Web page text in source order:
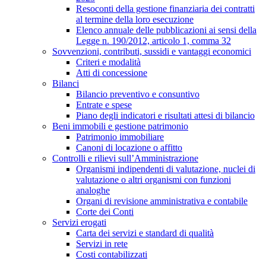
Resoconti della gestione finanziaria dei contratti
al termine della loro esecuzione
Elenco annuale delle pubblicazioni ai sensi della
Legge n. 190/2012, articolo 1, comma 32
Sovvenzioni, contributi, sussidi e vantaggi economici
Criteri e modalità
Atti di concessione
Bilanci
Bilancio preventivo e consuntivo
Entrate e spese
Piano degli indicatori e risultati attesi di bilancio
Beni immobili e gestione patrimonio
Patrimonio immobiliare
Canoni di locazione o affitto
Controlli e rilievi sull’Amministrazione
Organismi indipendenti di valutazione, nuclei di
valutazione o altri organismi con funzioni
analoghe
Organi di revisione amministrativa e contabile
Corte dei Conti
Servizi erogati
Carta dei servizi e standard di qualità
Servizi in rete
Costi contabilizzati